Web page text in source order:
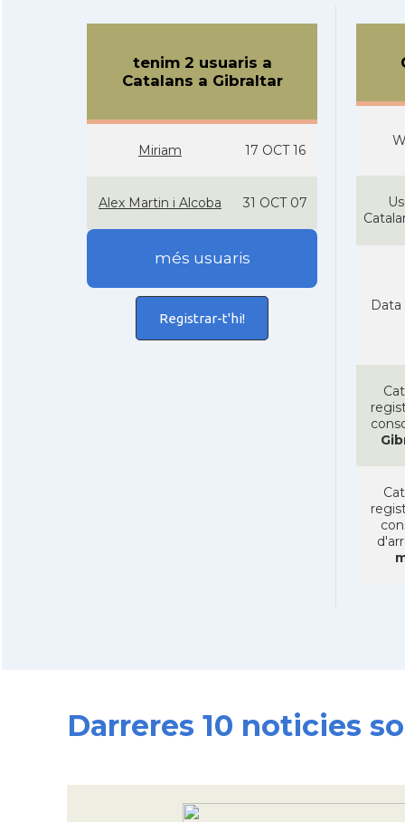
tenim 2 usuaris a
Catalans a Gibraltar
Miriam 17 OCT 16
Alex Martin i Alcoba 31 OCT 07
més usuaris
Registrar-t'hi!
Data
Darreres 10 noticies